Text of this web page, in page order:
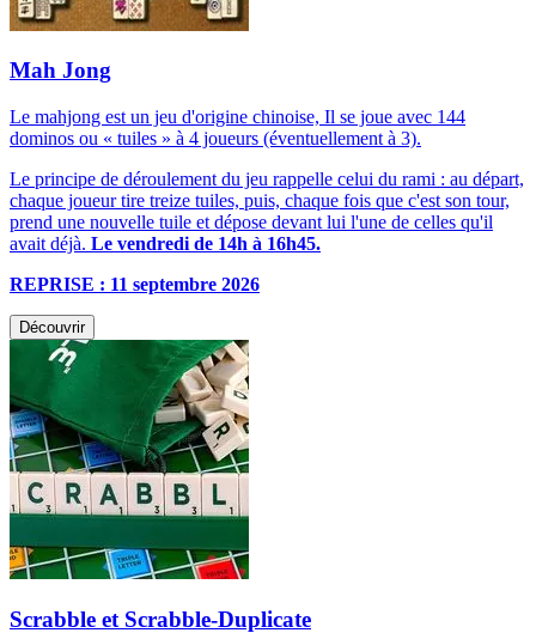
Mah Jong
Le mahjong est un jeu d'origine chinoise, Il se joue avec 144
dominos ou « tuiles » à 4 joueurs (éventuellement à 3).
Le principe de déroulement du jeu rappelle celui du rami : au départ,
chaque joueur tire treize tuiles, puis, chaque fois que c'est son tour,
prend une nouvelle tuile et dépose devant lui l'une de celles qu'il
avait déjà. Le vendredi de 14h à 16h45.
REPRISE : 11 septembre 2026
Découvrir
Scrabble et Scrabble-Duplicate